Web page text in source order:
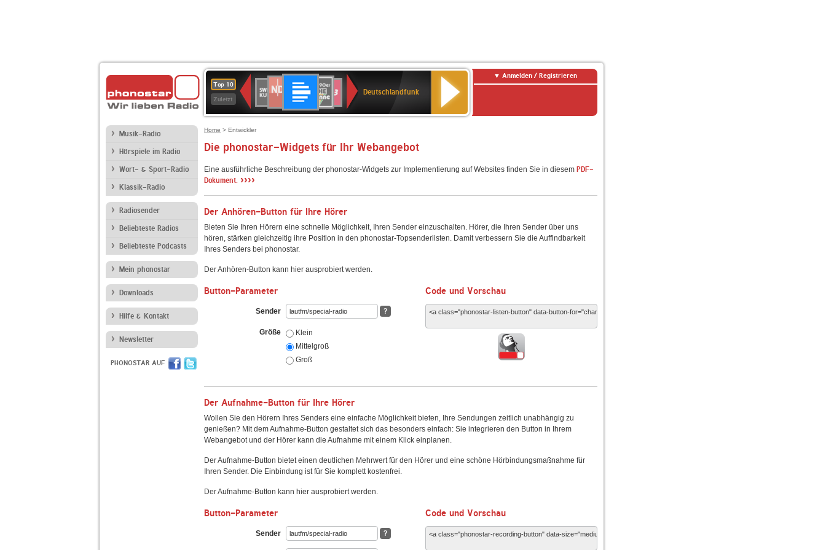
Top 10
Zuletzt
Deutschlandfunk
80er
90er
OLDIE
ANTENNE
SWR3
SWR
Kultur
2
Deutschlandfunk
Anmelden / Registrieren
Musik-Radio
Hörspiele im Radio
Wort- & Sport-Radio
Klassik-Radio
Radiosender
Beliebteste Radios
Beliebteste Podcasts
Mein phonostar
Downloads
Hilfe & Kontakt
Newsletter
PHONOSTAR AUF
Home > Entwickler
Die phonostar-Widgets für Ihr Webangebot
Eine ausführliche Beschreibung der phonostar-Widgets zur Implementierung auf Websites finden Sie in diesem PDF-
Dokument. ››››
Der Anhören-Button für Ihre Hörer
Bieten Sie Ihren Hörern eine schnelle Möglichkeit, Ihren Sender einzuschalten. Hörer, die Ihren Sender über uns
hören, stärken gleichzeitig ihre Position in den phonostar-Topsenderlisten. Damit verbessern Sie die Auffindbarkeit
Ihres Senders bei phonostar.
Der Anhören-Button kann hier ausprobiert werden.
Button-Parameter
Sender ?
Größe
Klein
Mittelgroß
Groß
Code und Vorschau
Der Aufnahme-Button für Ihre Hörer
Wollen Sie den Hörern Ihres Senders eine einfache Möglichkeit bieten, Ihre Sendungen zeitlich unabhängig zu
genießen? Mit dem Aufnahme-Button gestaltet sich das besonders einfach: Sie integrieren den Button in Ihrem
Webangebot und der Hörer kann die Aufnahme mit einem Klick einplanen.
Der Aufnahme-Button bietet einen deutlichen Mehrwert für den Hörer und eine schöne Hörbindungsmaßnahme für
Ihren Sender. Die Einbindung ist für Sie komplett kostenfrei.
Der Aufnahme-Button kann hier ausprobiert werden.
Button-Parameter
Sender ?
Code und Vorschau